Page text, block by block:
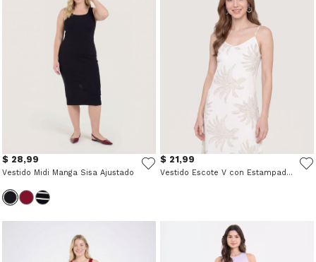
$ 28,99
Vestido Midi Manga Sisa Ajustado
$ 21,99
Vestido Escote V con Estampado Botánico